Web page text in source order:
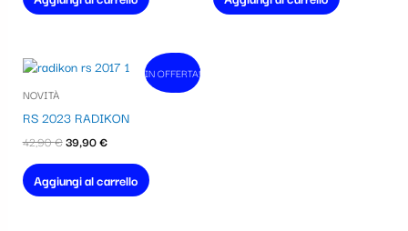
In vendita!
IN OFFERTA!
NOVITÀ
RS 2023 RADIKON
42,90€
Il
era:
39,90€
Il
è:
Aggiungi al carrello